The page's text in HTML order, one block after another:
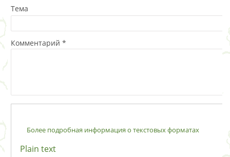
Тема
Комментарий *
Более подробная информация о текстовых форматах
Plain text